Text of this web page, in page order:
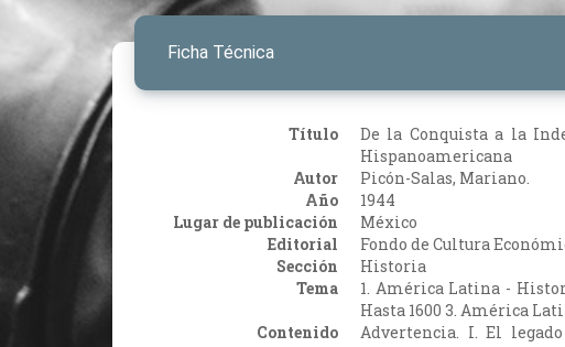
Ficha Técnica
Título
De la Conquista a la
Hispanoamericana
Autor
Picón-Salas, Mariano.
Año
1944
Lugar de publicación
México
Editorial
Fondo de Cultura
Sección
Historia
Tema
1. América Latina -
Hasta 1600 3. América
Contenido
Advertencia. I. El